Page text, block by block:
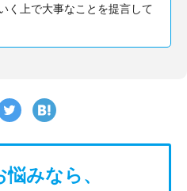
く上で大事なことを提言して
みなら、